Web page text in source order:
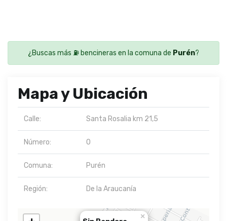
¿Buscas más ⛽ bencineras en la comuna de Purén?
Mapa y Ubicación
Calle: Santa Rosalia km 21,5
Número: 0
Comuna: Purén
Región: De la Araucanía
×